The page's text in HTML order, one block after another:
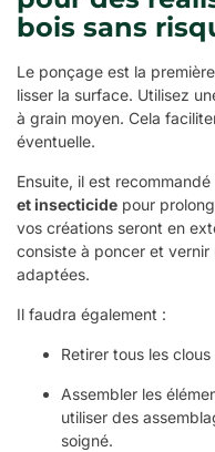
bois sans
Le ponçage est la
lisser la surface. Utilisez
à grain moyen. Cela
éventuelle.
Ensuite, il est recommandé
et insecticide pour
vos créations seront en
consiste à poncer et
adaptées.
Il faudra également :
Retirer tous les
Assembler les
utiliser des
soigné.